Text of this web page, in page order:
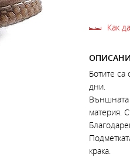
Как
Ботитe
дни.
Външната
материя.
крака.